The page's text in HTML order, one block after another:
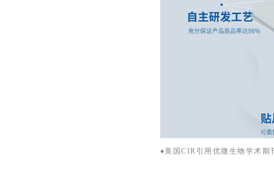
♦美国CIR引用优微生物学术期